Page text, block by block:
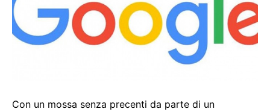
Con un mossa senza precenti da parte di un